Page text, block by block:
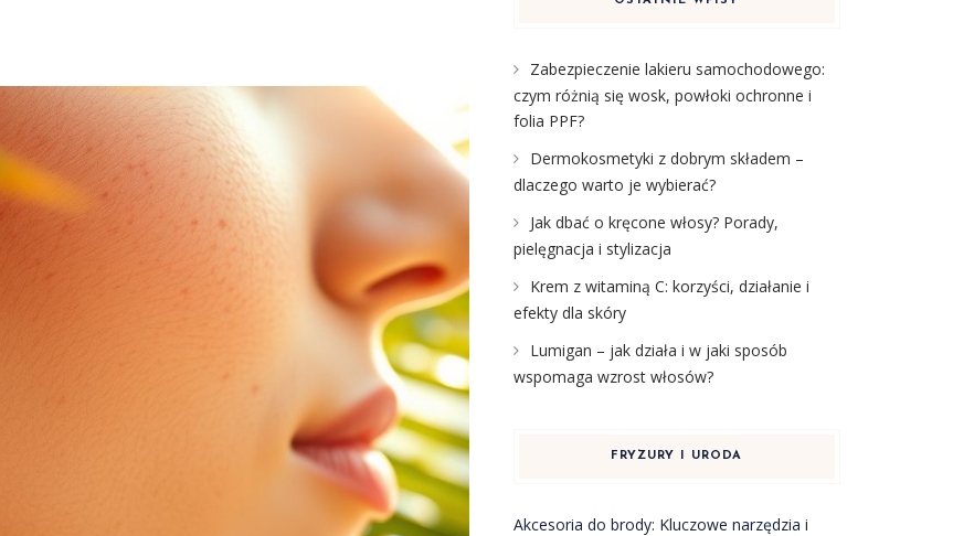
Zabezpieczenie lakieru samochodowego:
czym różnią się wosk, powłoki ochronne i
folia PPF?
Dermokosmetyki z dobrym składem –
dlaczego warto je wybierać?
Jak dbać o kręcone włosy? Porady,
pielęgnacja i stylizacja
Krem z witaminą C: korzyści, działanie i
efekty dla skóry
Lumigan – jak działa i w jaki sposób
wspomaga wzrost włosów?
FRYZURY I URODA
Akcesoria do brody: Kluczowe narzędzia i